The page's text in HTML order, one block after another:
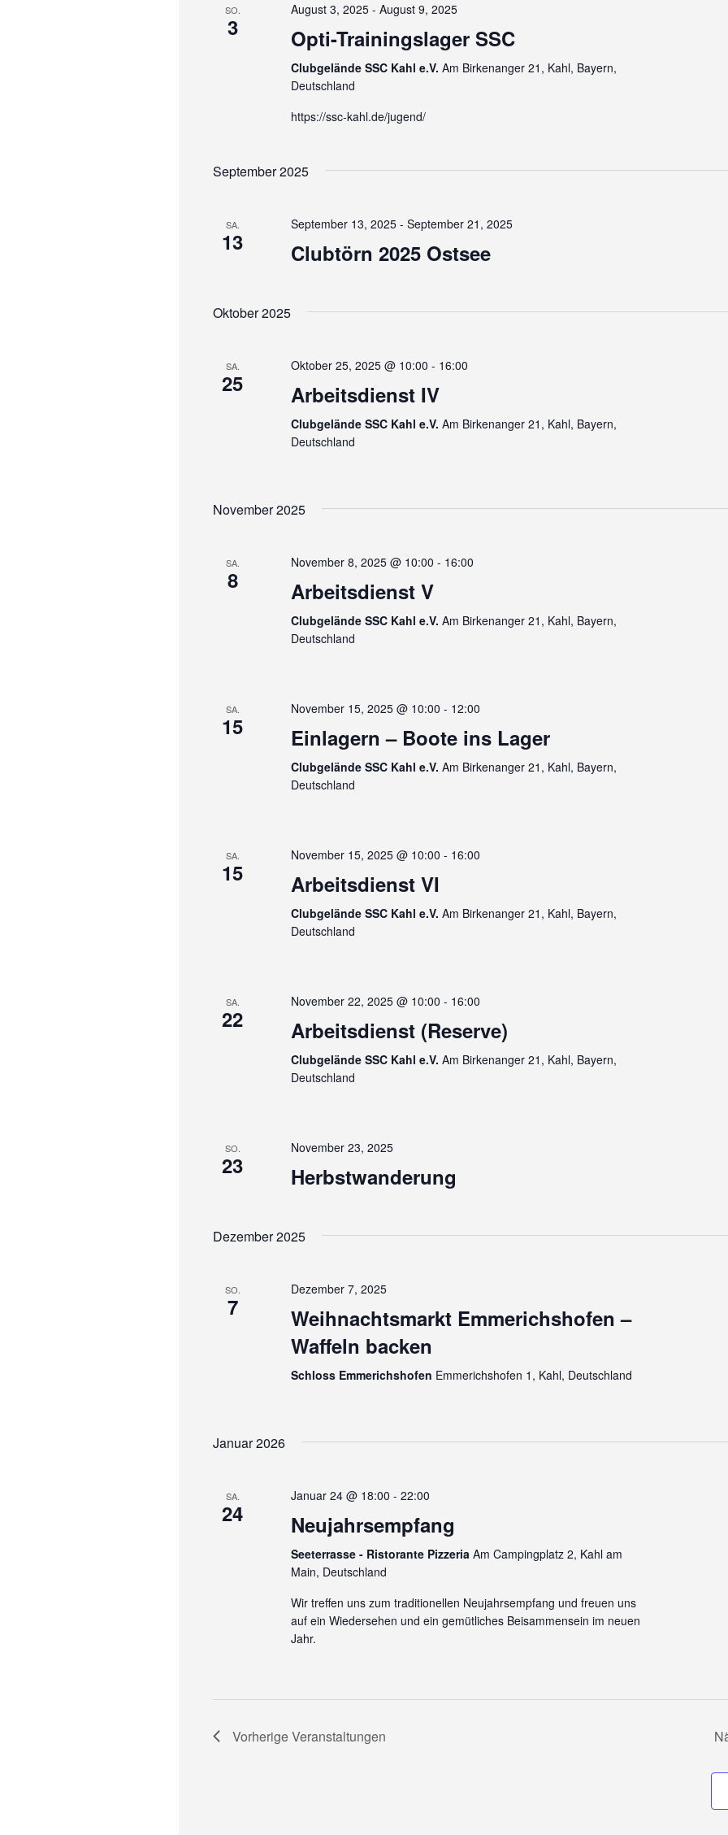
SO.
3
August 3, 2025 -August 9, 2025
Opti-Trainingslager SSC
Clubgelände SSC Kahl e.V.Am Birkenanger 21, Kahl, Bayern,
Deutschland
https://ssc-kahl.de/jugend/
September 2025
SA.
13
September 13, 2025 -September 21, 2025
Clubtörn 2025 Ostsee
Oktober 2025
SA.
25
Oktober 25, 2025 @ 10:00 - 16:00
Arbeitsdienst IV
Clubgelände SSC Kahl e.V.Am Birkenanger 21, Kahl, Bayern,
Deutschland
November 2025
SA.
8
November 8, 2025 @ 10:00 - 16:00
Arbeitsdienst V
Clubgelände SSC Kahl e.V.Am Birkenanger 21, Kahl, Bayern,
Deutschland
SA.
15
November 15, 2025 @ 10:00 - 12:00
Einlagern – Boote ins Lager
Clubgelände SSC Kahl e.V.Am Birkenanger 21, Kahl, Bayern,
Deutschland
SA.
15
November 15, 2025 @ 10:00 - 16:00
Arbeitsdienst VI
Clubgelände SSC Kahl e.V.Am Birkenanger 21, Kahl, Bayern,
Deutschland
SA.
22
November 22, 2025 @ 10:00 - 16:00
Arbeitsdienst (Reserve)
Clubgelände SSC Kahl e.V.Am Birkenanger 21, Kahl, Bayern,
Deutschland
SO.
23
November 23, 2025
Herbstwanderung
Dezember 2025
SO.
7
Dezember 7, 2025
Weihnachtsmarkt Emmerichshofen –
Waffeln backen
Schloss Emmerichshofen Emmerichshofen 1, Kahl, Deutschland
Januar 2026
SA.
24
Januar 24 @ 18:00 -22:00
Neujahrsempfang
Seeterrasse - Ristorante PizzeriaAm Campingplatz 2, Kahl am
Main, Deutschland
Wir treffen uns zum traditionellen Neujahrsempfang und freuen uns
auf ein Wiedersehen und ein gemütliches Beisammensein im neuen
Jahr.
VorherigeVeranstaltungen